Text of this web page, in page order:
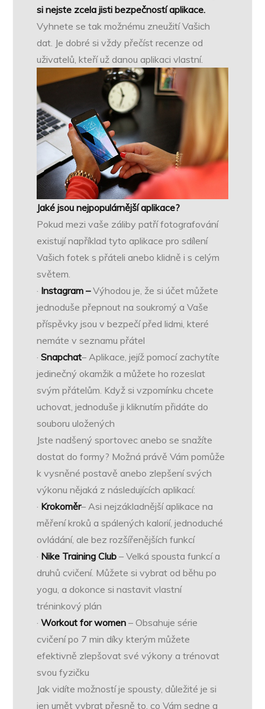
si nejste zcela jisti bezpečností aplikace.
Vyhnete se tak možnému zneužití Vašich
dat. Je dobré si vždy přečíst recenze od
uživatelů, kteří už danou aplikaci vlastní.
Jaké jsou nejpopulárnější aplikace?
Pokud mezi vaše záliby patří fotografování
existují například tyto aplikace pro sdílení
Vašich fotek s přáteli anebo klidně i s celým
světem.
· Instagram –Výhodou je, že si účet můžete
jednoduše přepnout na soukromý a Vaše
příspěvky jsou v bezpečí před lidmi, které
nemáte v seznamu přátel
·Snapchat– Aplikace, jejíž pomocí zachytíte
jedinečný okamžik a můžete ho rozeslat
svým přátelům. Když si vzpomínku chcete
uchovat, jednoduše ji kliknutím přidáte do
souboru uložených
Jste nadšený sportovec anebo se snažíte
dostat do formy? Možná právě Vám pomůže
k vysněné postavě anebo zlepšení svých
výkonu nějaká z následujících aplikací:
· Krokoměr– Asi nejzákladnější aplikace na
měření kroků a spálených kalorií, jednoduché
ovládání, ale bez rozšířenějších funkcí
· Nike Training Club– Velká spousta funkcí a
druhů cvičení. Můžete si vybrat od běhu po
yogu, a dokonce si nastavit vlastní
tréninkový plán
·Workout for women– Obsahuje série
cvičení po 7 min díky kterým můžete
efektivně zlepšovat své výkony a trénovat
svou fyzičku
Jak vidíte možností je spousty, důležité je si
jen umět vybrat přesně to, co Vám sedne a